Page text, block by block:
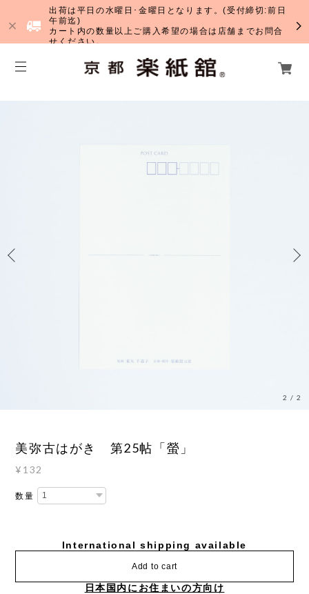
出荷は平日の水曜日･金曜日となります。(受付締切:前日
午前迄)
カート内の数量以上ご購入希望の場合は店舗までお問合
せください。
2 /2
美弥古はがき 第25帖「螢」
¥132
数量
International shipping available
Add to cart
日本国内にお住まいの方向け